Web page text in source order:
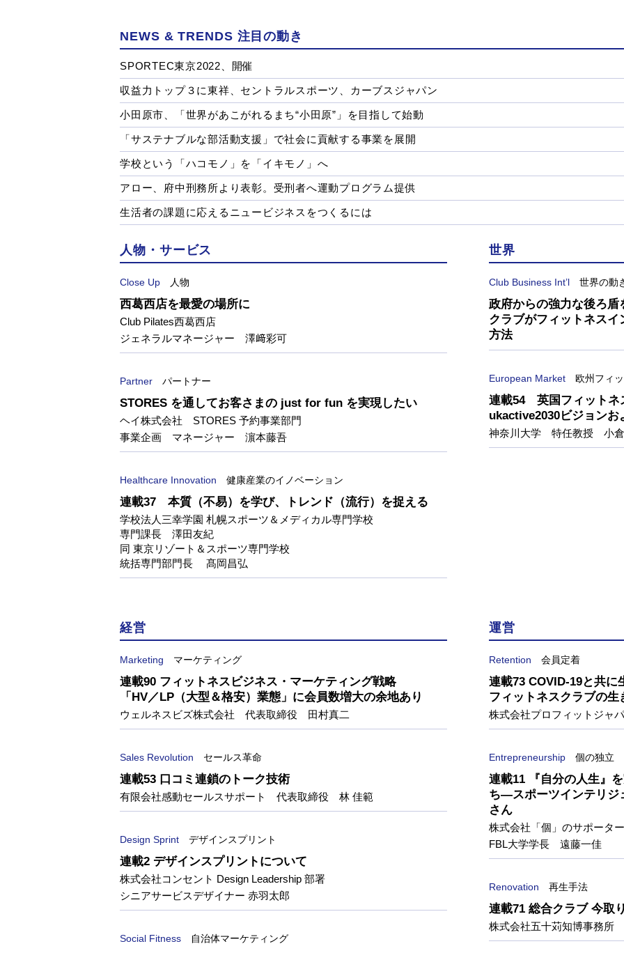
NEWS & TRENDS 注目の動き
SPORTEC東京2022、開催
収益力トップ３に東祥、セントラルスポーツ、カーブスジャパン
小田原市、「世界があこがれるまち“小田原”」を目指して始動
「サステナブルな部活動支援」で社会に貢献する事業を展開
学校という「ハコモノ」を「イキモノ」へ
アロー、府中刑務所より表彰。受刑者へ運動プログラム提供
生活者の課題に応えるニュービジネスをつくるには
人物・サービス
Close Up 人物
西葛西店を最愛の場所に
Club Pilates西葛西店
ジェネラルマネージャー 澤﨑彩可
Partner パートナー
STORES を通してお客さまの just for fun を実現したい
ヘイ株式会社 STORES 予約事業部門
事業企画 マネージャー 濵本藤吾
Healthcare Innovation 健康産業のイノベーション
連載37 本質（不易）を学び、トレンド（流行）を捉える
学校法人三幸学園 札幌スポーツ＆メディカル専門学校
専門課長 澤田友紀
同 東京リゾート＆スポーツ専門学校
統括専門部門長 髙岡昌弘
世界
Club Business Int’l 世界の動
政府からの強力な後ろ盾
クラブがフィットネス
方法
European Market 欧州フィ
連載54 英国フィットネ
ukactive2030ビジョンお
神奈川大学 特任教授 小
経営
Marketing マーケティング
連載90 フィットネスビジネス・マーケティング戦略
「HV／LP（大型＆格安）業態」に会員数増大の余地あり
ウェルネスビズ株式会社 代表取締役 田村真二
Sales Revolution セールス革命
連載53 口コミ連鎖のトーク技術
有限会社感動セールスサポート 代表取締役 林 佳範
Design Sprint デザインスプリント
連載2 デザインスプリントについて
株式会社コンセント Design Leadership 部署
シニアサービスデザイナー 赤羽太郎
Social Fitness 自治体マーケティング
運営
Retention 会員定着
連載73 COVID-19と共
フィットネスクラブの生
株式会社プロフィットジ
Entrepreneurship 個の独立
連載11 『自分の人生』
ち―スポーツインテリジ
さん
株式会社「個」のサポータ
FBL大学学長 遠藤一佳
Renovation 再生手法
連載71 総合クラブ 今取
株式会社五十苅知博事務